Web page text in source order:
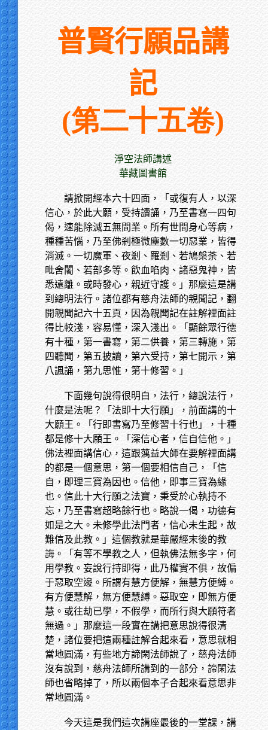
普賢行願品講
記
(第二十五卷)
淨空法師講述
華藏圖書館
請掀開經本六十四面，「或復有人，以深
信心，於此大願，受持讀誦，乃至書寫一四句
偈，速能除滅五無間業。所有世間身心等病，
種種苦惱，乃至佛剎極微塵數一切惡業，皆得
消滅。一切魔軍、夜剎、羅剎、若鳩槃荼、若
毗舍闍、若部多等。飲血啗肉、諸惡鬼神，皆
悉遠離。或時發心，親近守護。」那麼這是講
到總明法行。諸位都有慈舟法師的親聞記，翻
開親聞記六十五頁，因為親聞記在註解裡面註
得比較淺，容易懂，深入淺出。「顯餘眾行德
有十種，第一書寫，第二供養，第三轉施，第
四聽聞，第五披讀，第六受持，第七開示，第
八諷誦，第九思惟，第十修習。」
下面幾句說得很明白，法行，總說法行，
什麼是法呢？「法即十大行願」，前面講的十
大願王。「行即書寫乃至修習十行也」，十種
都是修十大願王。「深信心者，信自信他。」
佛法裡面講信心，這跟蕅益大師在要解裡面講
的都是一個意思，第一個要相信自己，「信
自，即理三寶為因也。信他，即事三寶為緣
也。信此十大行願之法寶，秉受於心執持不
忘，乃至書寫超略餘行也。略說一偈，功德有
如是之大。未修學此法門者，信心未生起，故
難信及此教。」這個教就是華嚴經末後的教
誨。「有等不學教之人，但執佛法無多字，何
用學教。妄說行持即得，此乃權實不俱，故偏
于惡取空邊。所謂有慧方便解，無慧方便縛。
有方便慧解，無方便慧縛。惡取空，即無方便
慧。或往劫已學，不假學，而所行與大願符者
無過。」那麼這一段實在講把意思說得很清
楚，諸位要把這兩種註解合起來看，意思就相
當地圓滿，有些地方諦閑法師說了，慈舟法師
沒有說到，慈舟法師所講到的一部分，諦閑法
師也省略掉了，所以兩個本子合起來看意思非
常地圓滿。
今天這是我們這次講座最後的一堂課，講